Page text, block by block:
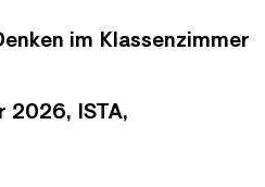
im Klassenzimmer
2026, ISTA,